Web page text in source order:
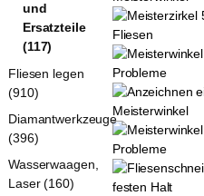
und
Ersatzteile
(117)
Fliesen legen
(910)
Diamantwerkzeuge
(396)
Wasserwaagen,
Laser (160)